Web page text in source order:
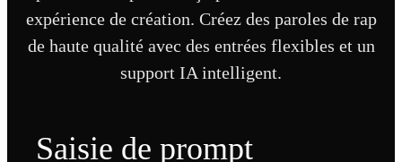
expérience de création. Créez des paroles de rap
de haute qualité avec des entrées flexibles et un
support IA intelligent.
Saisie de prompt